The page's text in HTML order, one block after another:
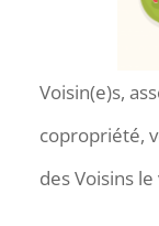
Voisin(e)s,
copropriété,
des Voisins